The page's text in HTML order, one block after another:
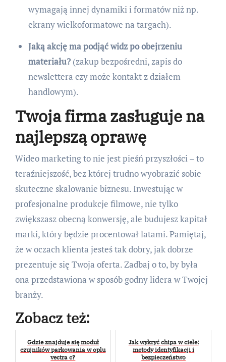
wymagają innej dynamiki i formatów niż np.
ekrany wielkoformatowe na targach).
Jaką akcję ma podjąć widz po obejrzeniu
materiału?(zakup bezpośredni, zapis do
newslettera czy może kontakt z działem
handlowym).
Twoja firma zasługuje na
najlepszą oprawę
Wideo marketing to nie jest pieśń przyszłości – to
teraźniejszość, bez której trudno wyobrazić sobie
skuteczne skalowanie biznesu. Inwestując w
profesjonalne produkcje filmowe, nie tylko
zwiększasz obecną konwersję, ale budujesz kapitał
marki, który będzie procentował latami. Pamiętaj,
że w oczach klienta jesteś tak dobry, jak dobrze
prezentuje się Twoja oferta. Zadbaj o to, by była
ona przedstawiona w sposób godny lidera w Twojej
branży.
Zobacz też:
Gdzie znajduje się moduł
czujników parkowania w oplu
vectra c?
Jak wykryć chipa w ciele:
metody identyfikacji i
bezpieczeństwo